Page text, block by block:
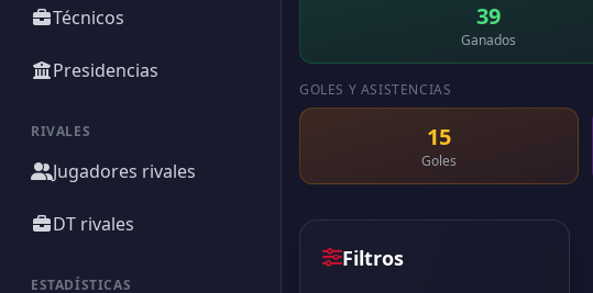
Técnicos
Presidencias
RIVALES
Jugadores rivales
DT rivales
ESTADÍSTICAS
39
Ganados
GOLES Y ASISTENCIAS
15
Goles
Filtros